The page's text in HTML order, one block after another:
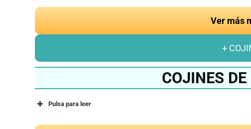
Ver más
+
COJINES
Pulsa para leer